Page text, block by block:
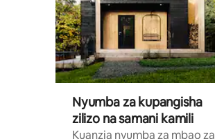
Nyumba za kupangisha
zilizo na samani kamili
Kuanzia nyumba za mbao za